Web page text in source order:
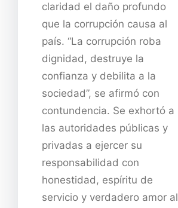
claridad el daño profundo
que la corrupción causa al
país. “La corrupción roba
dignidad, destruye la
confianza y debilita a la
sociedad”, se afirmó con
contundencia. Se exhortó a
las autoridades públicas y
privadas a ejercer su
responsabilidad con
honestidad, espíritu de
servicio y verdadero amor al